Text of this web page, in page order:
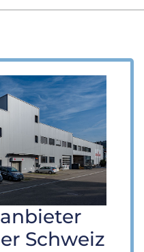
Schweiz